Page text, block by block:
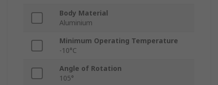
Body Material
Aluminium
Minimum Operating Temperature
-10°C
Angle of Rotation
105°